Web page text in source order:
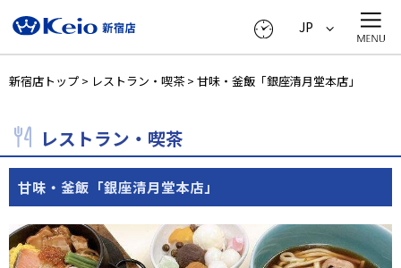
JP
新宿店トップ > レストラン・喫茶 > 甘味・釜飯「銀座清月堂本店」
レストラン・喫茶
甘味・釜飯「銀座清月堂本店」